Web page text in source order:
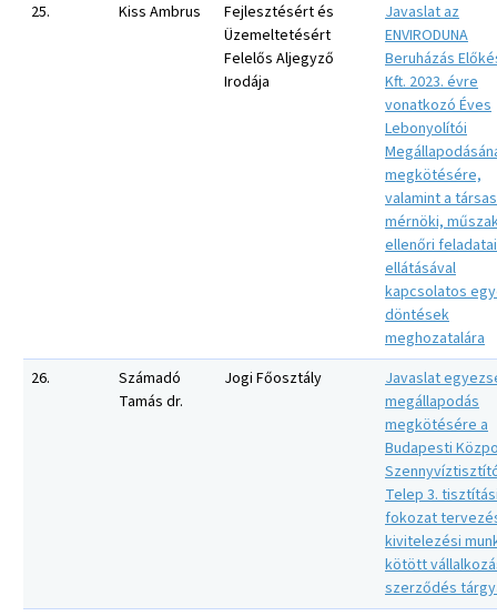
25.
Kiss Ambrus
Fejlesztésért és
Üzemeltetésért
Felelős Aljegyző
Irodája
Javaslat az
ENVIRODUNA
Beruházás
Kft. 2023. évre
vonatkozó Éves
Lebonyolítói
megkötésére,
valamint a
mérnöki,
ellenőri
ellátásával
kapcsolatos
döntések
meghozatalára
26.
Számadó
Tamás dr.
Jogi Főosztály
Javaslat
megállapodás
megkötésére a
Budapesti
Telep 3.
fokozat
kivitelezési
kötött
szerződés